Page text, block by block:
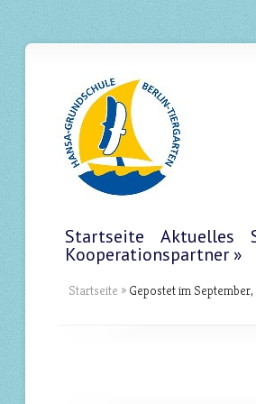
Startseite Aktuelles
Kooperationspartner
Startseite » Gepostet im